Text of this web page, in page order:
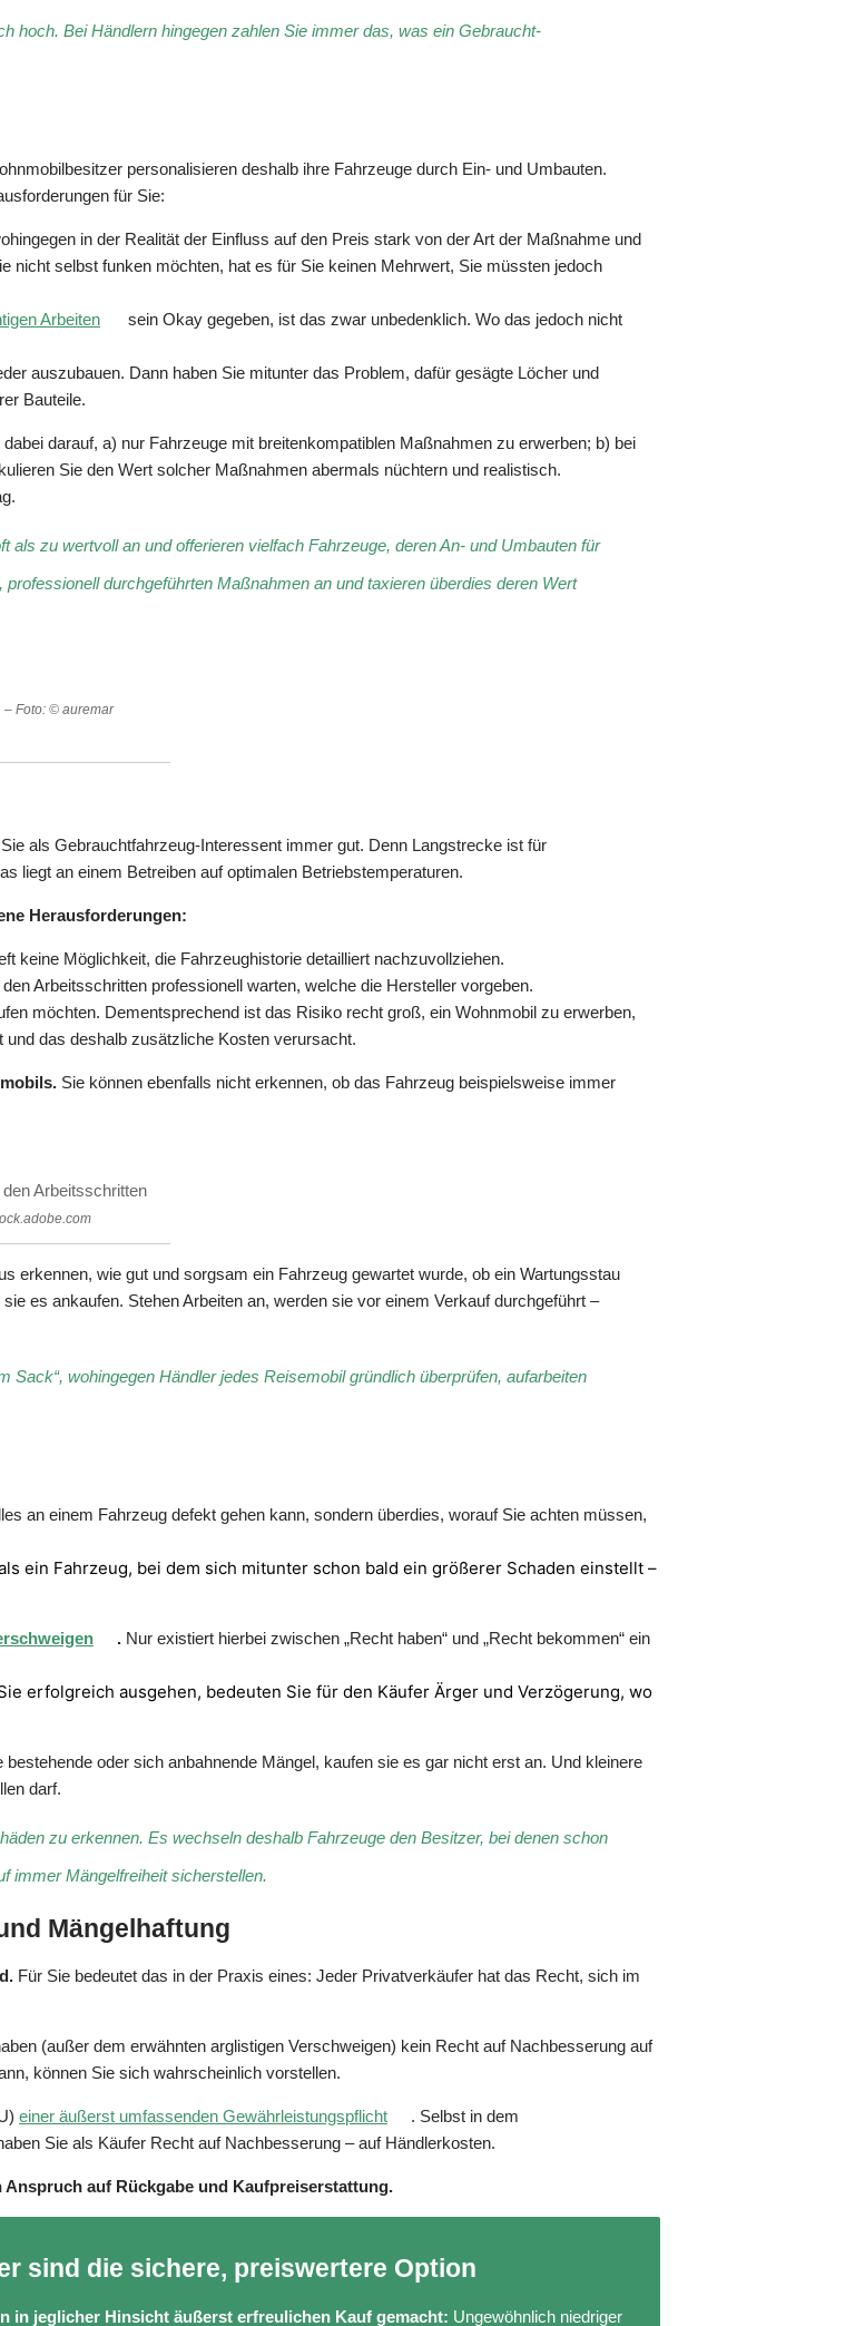
hoch. Bei Händlern hingegen zahlen Sie immer das, was ein Gebraucht-
personalisieren deshalb ihre Fahrzeuge durch Ein- und Umbauten.
für Sie:
in der Realität der Einfluss auf den Preis stark von der Art der Maßnahme und
nicht selbst funken möchten, hat es für Sie keinen Mehrwert, Sie müssten jedoch
Arbeiten
sein Okay gegeben, ist das zwar unbedenklich. Wo das jedoch nicht
auszubauen. Dann haben Sie mitunter das Problem, dafür gesägte Löcher und
Bauteile.
darauf, a) nur Fahrzeuge mit breitenkompatiblen Maßnahmen zu erwerben; b) bei
Sie den Wert solcher Maßnahmen abermals nüchtern und realistisch.
zu wertvoll an und offerieren vielfach Fahrzeuge, deren An- und Umbauten für
durchgeführten Maßnahmen an und taxieren überdies deren Wert
– Foto: © auremar
als Gebrauchtfahrzeug-Interessent immer gut. Denn Langstrecke ist für
liegt an einem Betreiben auf optimalen Betriebstemperaturen.
Herausforderungen:
keine Möglichkeit, die Fahrzeughistorie detailliert nachzuvollziehen.
Arbeitsschritten professionell warten, welche die Hersteller vorgeben.
möchten. Dementsprechend ist das Risiko recht groß, ein Wohnmobil zu erwerben,
das deshalb zusätzliche Kosten verursacht.
Sie können ebenfalls nicht erkennen, ob das Fahrzeug beispielsweise immer
Arbeitsschritten
erkennen, wie gut und sorgsam ein Fahrzeug gewartet wurde, ob ein Wartungsstau
es ankaufen. Stehen Arbeiten an, werden sie vor einem Verkauf durchgeführt –
wohingegen Händler jedes Reisemobil gründlich überprüfen, aufarbeiten
an einem Fahrzeug defekt gehen kann, sondern überdies, worauf Sie achten müssen,
ein Fahrzeug, bei dem sich mitunter schon bald ein größerer Schaden einstellt –
. Nur existiert hierbei zwischen „Recht haben“ und „Recht bekommen“ ein
erfolgreich ausgehen, bedeuten Sie für den Käufer Ärger und Verzögerung, wo
oder sich anbahnende Mängel, kaufen sie es gar nicht erst an. Und kleinere
darf.
zu erkennen. Es wechseln deshalb Fahrzeuge den Besitzer, bei denen schon
immer Mängelfreiheit sicherstellen.
Mängelhaftung
Für Sie bedeutet das in der Praxis eines: Jeder Privatverkäufer hat das Recht, sich im
(außer dem erwähnten arglistigen Verschweigen) kein Recht auf Nachbesserung auf
können Sie sich wahrscheinlich vorstellen.
einer äußerst umfassenden Gewährleistungspflicht
. Selbst in dem
Sie als Käufer Recht auf Nachbesserung – auf Händlerkosten.
auf Rückgabe und Kaufpreiserstattung.
sind die sichere, preiswertere Option
in jeglicher Hinsicht äußerst erfreulichen Kauf gemacht: Ungewöhnlich niedriger